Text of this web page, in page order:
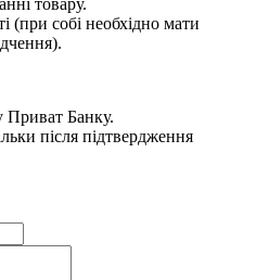
(при собі необхідно мати
Приват Банку.
після підтвердження